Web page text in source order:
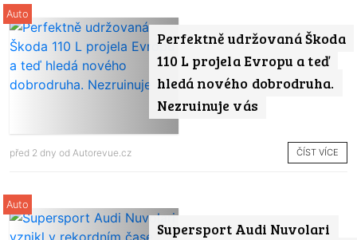
Perfektně udržovaná Škoda
110 L projela Evropu a teď
hledá nového dobrodruha.
Nezruinuje vás
Auto
před 2 dny od Autorevue.cz ČÍST VÍCE
Supersport Audi Nuvolari
Auto